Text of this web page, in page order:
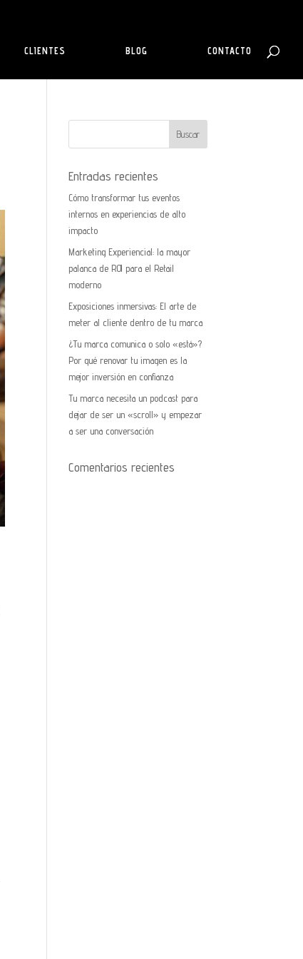
CLIENTES BLOG CONTACTO
Entradas recientes
Cómo transformar tus eventos
internos en experiencias de alto
impacto
Marketing Experiencial: la mayor
palanca de ROI para el Retail
moderno
Exposiciones inmersivas: El arte de
meter al cliente dentro de tu marca
¿Tu marca comunica o solo «está»?
Por qué renovar tu imagen es la
mejor inversión en confianza
Tu marca necesita un podcast para
dejar de ser un «scroll» y empezar
a ser una conversación
Comentarios recientes